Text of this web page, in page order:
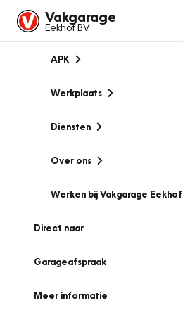
Vakgarage
Eekhof BV
APK
Werkplaats
Diensten
Over ons
Werken bij Vakgarage Eekhof
Direct naar
Garageafspraak
Meer informatie